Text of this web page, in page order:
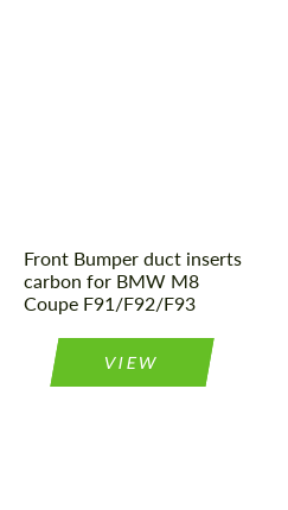
Front Bumper duct inserts
carbon for BMW M8
Coupe F91/F92/F93
VIEW